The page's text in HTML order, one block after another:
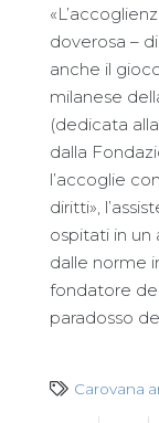
doverosa –
anche il
milanese
(dedicata
dalla
l’accoglie
diritti»,
ospitati in un
dalle norme
fondatore
paradosso
Carovana